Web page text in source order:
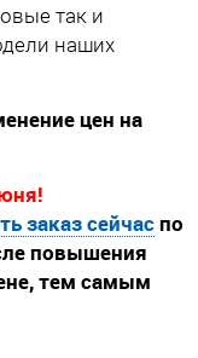
так и
наших
цен на
заказ сейчаспо
повышения
тем самым